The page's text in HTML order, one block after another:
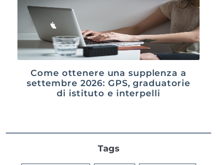
Come ottenere una supplenza a
settembre 2026: GPS, graduatorie
di istituto e interpelli
Tags